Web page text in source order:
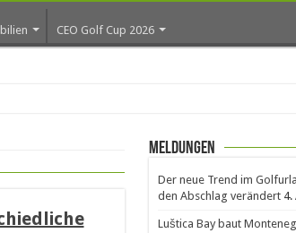
CEO Golf Cup 2026
Meldungen
Der neue Trend im
den Abschlag verändert 4.
Luštica Bay baut